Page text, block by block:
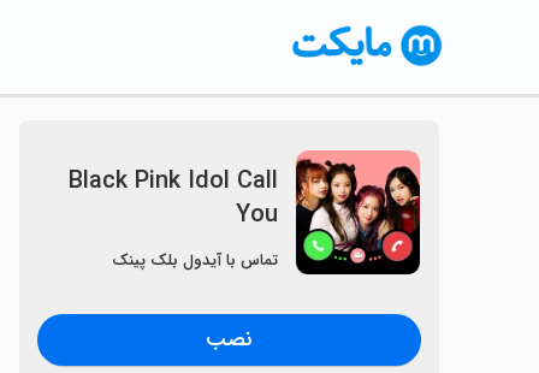
Black Pink Idol Call
You
تماس با آیدول بلک پینک
نصب